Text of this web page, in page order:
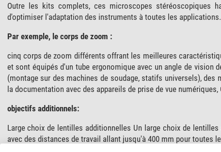
Outre les kits complets, ces microscopes stéréoscopiques
d'optimiser l'adaptation des instruments à toutes les applications.
Par exemple, le corps de zoom :
cinq corps de zoom différents offrant les meilleures
et sont équipés d'un tube ergonomique avec un angle de
(montage sur des machines de soudage, statifs universels), des
la documentation avec des appareils de prise de vue
objectifs additionnels:
Large choix de lentilles additionnelles Un large choix de
avec des distances de travail allant jusqu'à 400 mm pour toutes